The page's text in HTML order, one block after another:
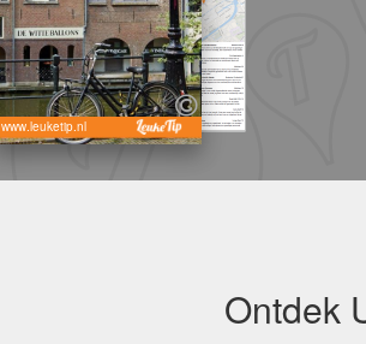
www.leuketip.nl
Ontdek